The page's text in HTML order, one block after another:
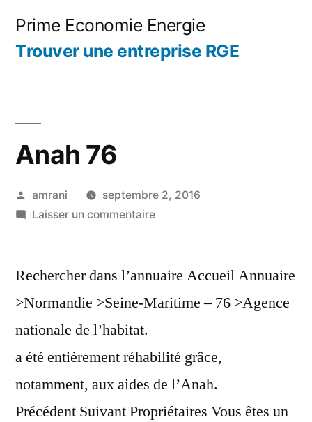
Prime Economie Energie
Trouver une entreprise RGE
Anah 76
Publié
par
amrani
septembre 2, 2016
Laisser un commentairesur
Rechercher dans l’annuaire Accueil Annuaire
>Normandie >Seine-Maritime – 76 >Agence
nationale de l’habitat.
a été entièrement réhabilité grâce,
notamment, aux aides de l’Anah.
Précédent Suivant Propriétaires Vous êtes un